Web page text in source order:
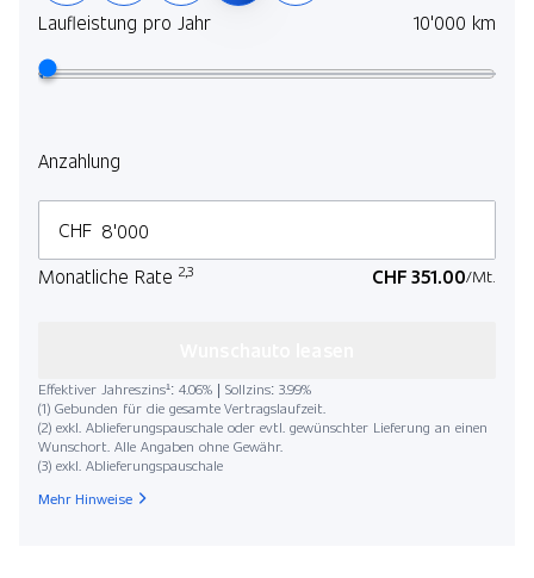
Laufleistung pro Jahr
10'000 km
Anzahlung
CHF
Effektiver Jahreszins¹: 4.06% | Sollzins: 3.99%
(1) Gebunden für die gesamte Vertragslaufzeit.
(2) exkl. Ablieferungspauschale oder evtl. gewünschter Lieferung an einen
Wunschort. Alle Angaben ohne Gewähr.
(3) exkl. Ablieferungspauschale
Monatliche Rate 2,3 CHF 351.00/Mt.
Mehr Hinweise